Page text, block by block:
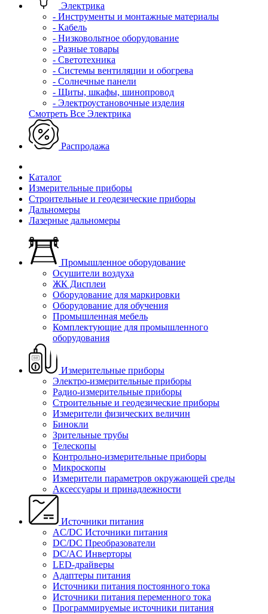
Электрика
- Инструменты и монтажные материалы
- Кабель
- Низковольтное оборудование
- Разные товары
- Светотехника
- Системы вентиляции и обогрева
- Солнечные панели
- Щиты, шкафы, шинопровод
- Электроустановочные изделия
Смотреть Все Электрика
Распродажа
Каталог
Измерительные приборы
Строительные и геодезические приборы
Дальномеры
Лазерные дальномеры
Промышленное оборудование
Осушители воздуха
ЖК Дисплеи
Оборудование для маркировки
Оборудование для обучения
Промышленная мебель
Комплектующие для промышленного
оборудования
Измерительные приборы
Электро-измерительные приборы
Радио-измерительные приборы
Строительные и геодезические приборы
Измерители физических величин
Бинокли
Зрительные трубы
Телескопы
Контрольно-измерительные приборы
Микроскопы
Измерители параметров окружающей среды
Аксессуары и принадлежности
Источники питания
AC/DC Источники питания
DC/DC Преобразователи
DC/AC Инверторы
LED-драйверы
Адаптеры питания
Источники питания постоянного тока
Источники питания переменного тока
Программируемые источники питания